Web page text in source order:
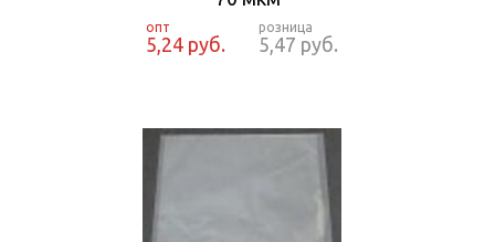
5,24 руб. 5,47 руб.